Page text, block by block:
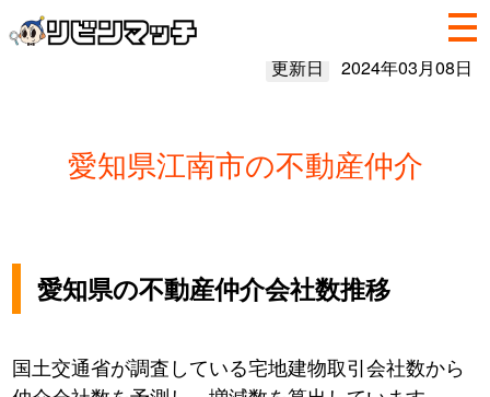
更新日 2024年03月08日
愛知県江南市の不動産仲介
愛知県の不動産仲介会社数推移
国土交通省が調査している宅地建物取引会社数から